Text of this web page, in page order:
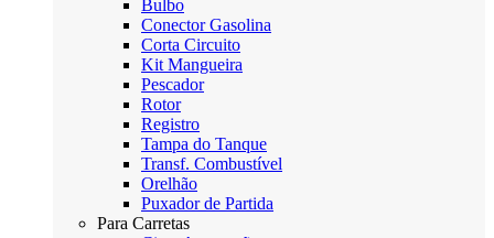
Bulbo
Conector Gasolina
Corta Circuito
Kit Mangueira
Pescador
Rotor
Registro
Tampa do Tanque
Transf. Combustível
Orelhão
Puxador de Partida
Para Carretas